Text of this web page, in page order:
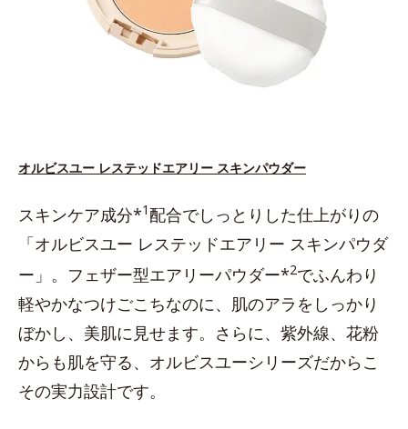
オルビスユー レステッドエアリー スキンパウダー
スキンケア成分*1配合でしっとりした仕上がりの
「オルビスユー レステッドエアリー スキンパウダ
ー」。フェザー型エアリーパウダー*2でふんわり
軽やかなつけごこちなのに、肌のアラをしっかり
ぼかし、美肌に見せます。さらに、紫外線、花粉
からも肌を守る、オルビスユーシリーズだからこ
その実力設計です。